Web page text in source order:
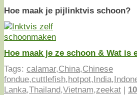
Hoe maak je pijlinktvis schoon?
Hoe maak je ze schoon & Wat is
Tags: calamar,China,Chinese
fondue,cuttlefish,hotpot,India,
Lanka,Thailand,Vietnam,zeekat | 10